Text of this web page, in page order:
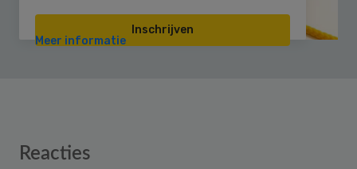
Inschrijven
Meer informatie
Reader
Reacties